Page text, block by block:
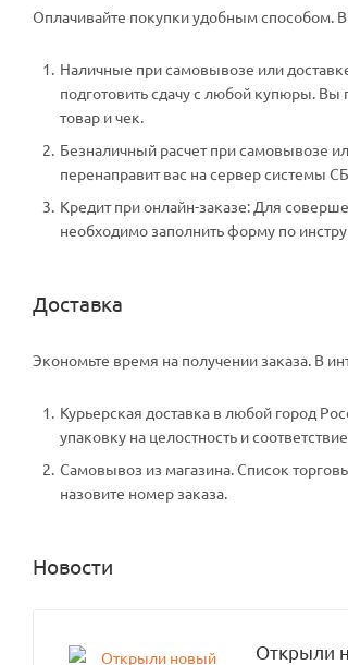
Оплачивайте покупки удобным способом. В
Наличные при самовывозе или
подготовить сдачу с любой купюры.
товар и чек.
Безналичный расчет при самовывозе
перенаправит вас на сервер системы
Кредит при онлайн-заказе: Для
необходимо заполнить форму по
Доставка
Экономьте время на получении заказа. В
Курьерская доставка в любой город
упаковку на целостность и
Самовывоз из магазина. Список
назовите номер заказа.
Новости
Открыли